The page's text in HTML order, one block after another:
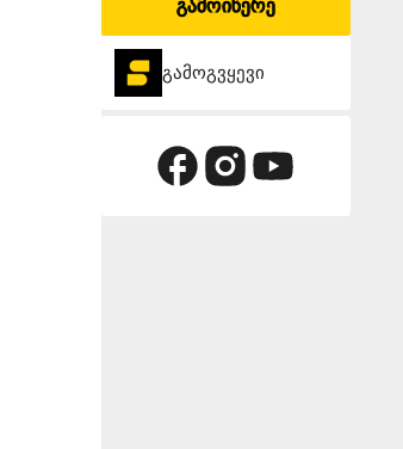
გამოიწერე
გამოგვყევი